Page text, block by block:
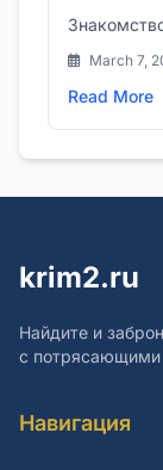
March 7,
Read More
krim2.ru
Найдите и
с потрясающими
Навигация